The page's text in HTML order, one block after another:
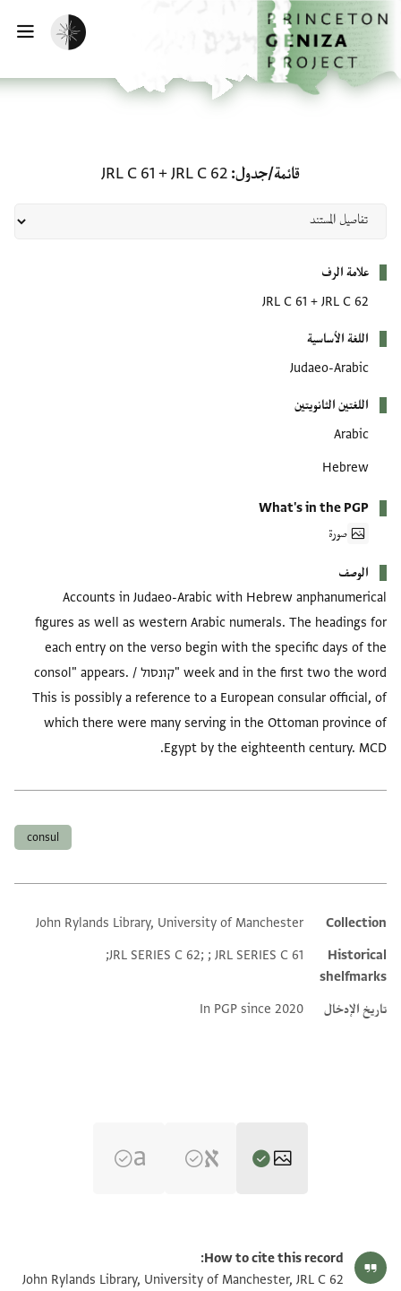
إلى المحتوى الرئيسي
الرئيسية
تفعيل الوضع المظلم
قائمة/جدول JRL C 62
+
JRL C 61
علامة الرف
JRL C 62
+
JRL C 61
اللغة الأساسية
Judaeo-Arabic
اللغتين الثانويتين
Arabic
Hebrew
What's in the PGP
صورة
الوصف
Accounts in Judaeo-Arabic with Hebrew anphanumerical
figures as well as western Arabic numerals. The headings for
each entry on the verso begin with the specific days of the
week and in the first two the word "קונסול / consol" appears.
This is possibly a reference to a European consular official, of
which there were many serving in the Ottoman province of
Egypt by the eighteenth century. MCD.
consul
Additional metadata
Collection
John Rylands Library, University of Manchester
Historical
shelfmarks
JRL SERIES C 62; ; JRL SERIES C 61;
تاريخ الإدخال In PGP since 2020
JRL C 62 1 / 1 leaf, verso تكبير و تدوير
How to cite this record:
John Rylands Library, University of Manchester, JRL C 62